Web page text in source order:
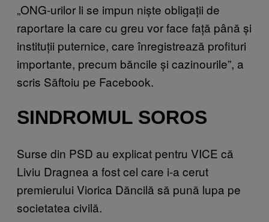
„ONG-urilor li se impun niște obligații de
raportare la care cu greu vor face față până și
instituții puternice, care înregistrează profituri
importante, precum băncile și cazinourile”, a
scris Săftoiu pe Facebook.
SINDROMUL SOROS
Surse din PSD au explicat pentru VICE că
Liviu Dragnea a fost cel care i-a cerut
premierului Viorica Dăncilă să pună lupa pe
societatea civilă.